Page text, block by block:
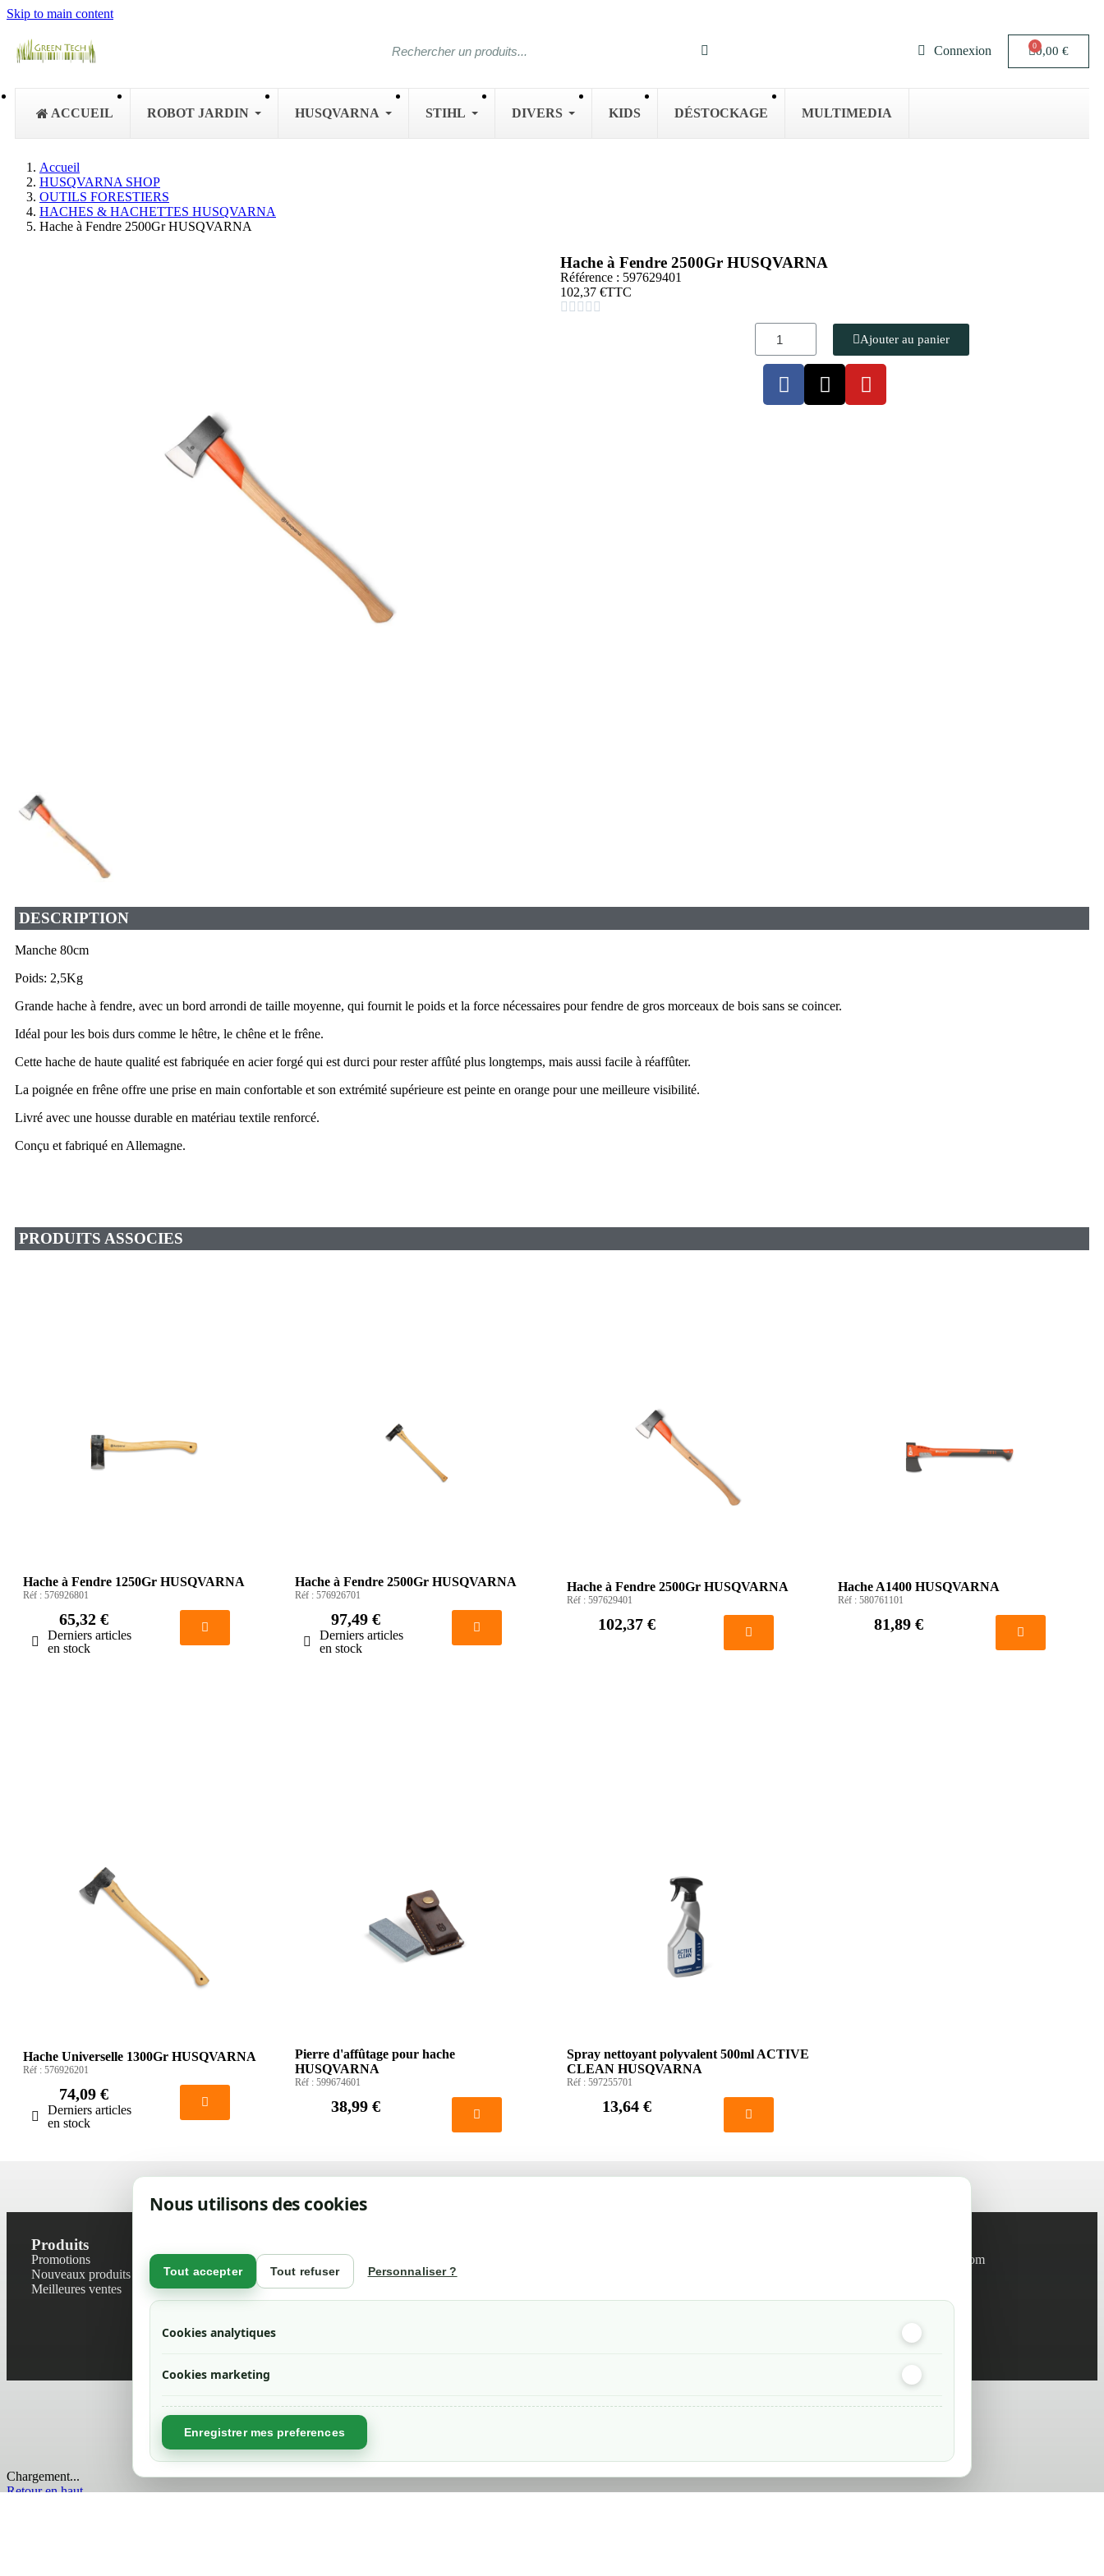
Nous utilisons des cookies
Tout accepter Tout refuser Personnaliser ?
Cookies analytiques
Cookies marketing
Enregistrer mes preferences
Skip to main content
Connexion 0,00 €
ACCUEIL ROBOT JARDIN HUSQVARNA STIHL DIVERS KIDS DÉSTOCKAGE MULTIMEDIA
Accueil
HUSQVARNA SHOP
OUTILS FORESTIERS
HACHES & HACHETTES HUSQVARNA
Hache à Fendre 2500Gr HUSQVARNA
Hache à Fendre 2500Gr HUSQVARNA
Référence : 597629401
102,37 €TTC
    
Ajouter au panier
DESCRIPTION
Manche 80cm
Poids: 2,5Kg
Grande hache à fendre, avec un bord arrondi de taille moyenne, qui fournit le poids et la force nécessaires pour fendre de gros morceaux de bois sans se coincer.
Idéal pour les bois durs comme le hêtre, le chêne et le frêne.
Cette hache de haute qualité est fabriquée en acier forgé qui est durci pour rester affûté plus longtemps, mais aussi facile à réaffûter.
La poignée en frêne offre une prise en main confortable et son extrémité supérieure est peinte en orange pour une meilleure visibilité.
Livré avec une housse durable en matériau textile renforcé.
Conçu et fabriqué en Allemagne.
PRODUITS ASSOCIES
Hache à Fendre 1250Gr HUSQVARNA
Réf : 576926801
65,32 €
Derniers articles
en stock
Hache à Fendre 2500Gr HUSQVARNA
Réf : 576926701
97,49 €
Derniers articles
en stock
Hache à Fendre 2500Gr HUSQVARNA
Réf : 597629401
102,37 €
Hache A1400 HUSQVARNA
Réf :580761101
81,89 €
Hache Universelle 1300Gr HUSQVARNA
Réf : 576926201
74,09 €
Derniers articles
en stock
Pierre d'affûtage pour hache
HUSQVARNA
Réf : 599674601
38,99 €
Spray nettoyant polyvalent 500ml ACTIVE
CLEAN HUSQVARNA
Réf : 597255701
13,64 €
Produits
Promotions
Nouveaux produits
Meilleures ventes
Contactez-nous
Plan du site
Magasin
Mentions légales
info@green-tech-shop.com
Chargement...
Retour en haut